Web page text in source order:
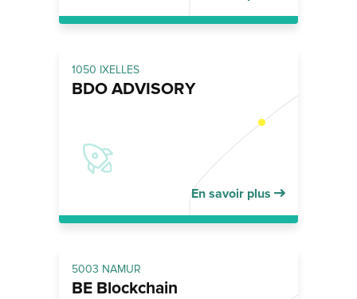
1050 IXELLES
BDO ADVISORY
En savoir plus
5003 NAMUR
BE Blockchain